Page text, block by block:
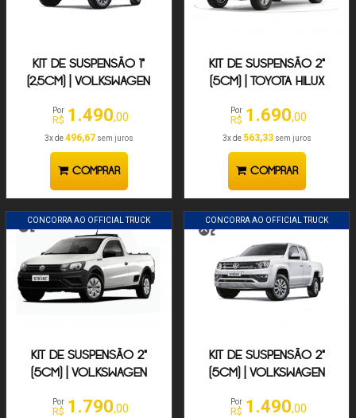
KIT DE SUSPENSÃO 1"
(2,5CM) | VOLKSWAGEN
Por
R$ 1.490,00
3x de496,67sem juros
COMPRAR
KIT DE SUSPENSÃO 2"
(5CM) | TOYOTA HILUX
Por
R$ 1.690,00
3x de 563,33sem juros
COMPRAR
CONCORRA AO OFFICIAL TRUCK
KIT DE SUSPENSÃO 2"
(5CM) | VOLKSWAGEN
Por
R$ 1.790,00
CONCORRA AO OFFICIAL TRUCK
KIT DE SUSPENSÃO 2"
(5CM) | VOLKSWAGEN
Por
R$ 1.490,00